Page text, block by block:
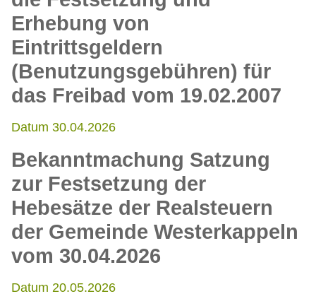
Erhebung von
Eintrittsgeldern
(Benutzungsgebühren) für
das Freibad vom 19.02.2007
Datum 30.04.2026
Bekanntmachung Satzung
zur Festsetzung der
Hebesätze der Realsteuern
der Gemeinde Westerkappeln
vom 30.04.2026
Datum 20.05.2026